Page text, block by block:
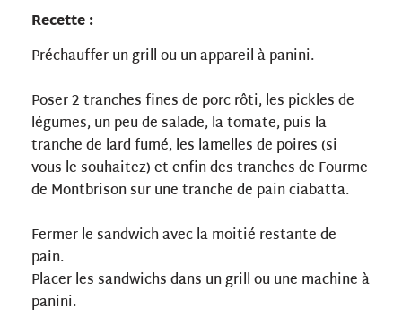
Recette :
Préchauffer un grill ou un appareil à panini.
Poser 2 tranches fines de porc rôti, les pickles de
légumes, un peu de salade, la tomate, puis la
tranche de lard fumé, les lamelles de poires (si
vous le souhaitez) et enfin des tranches de Fourme
de Montbrison sur une tranche de pain ciabatta.
Fermer le sandwich avec la moitié restante de
pain.
Placer les sandwichs dans un grill ou une machine à
panini.